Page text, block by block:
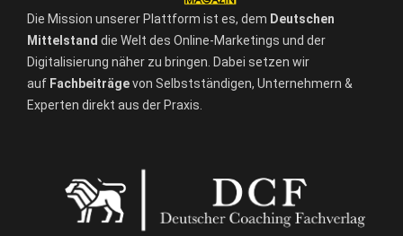
Die Mission unserer Plattform ist es, dem Deutschen
Mittelstand die Welt des Online-Marketings und der
Digitalisierung näher zu bringen. Dabei setzen wir
auf Fachbeiträgevon Selbstständigen, Unternehmern &
Experten direkt aus der Praxis.